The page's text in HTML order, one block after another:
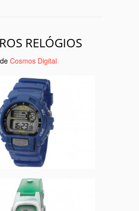
RELÓGIOS
de Cosmos Digital